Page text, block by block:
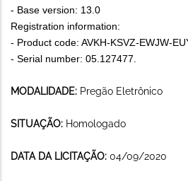
- Base version: 13.0
Registration information:
- Product code: AVKH-KSVZ-EWJW-
- Serial number: 05.127477.
MODALIDADE: Pregão Eletrônico
SITUAÇÃO: Homologado
DATA DA LICITAÇÃO: 04/09/2020